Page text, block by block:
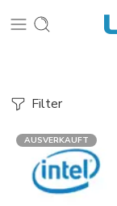
Filter
AUSVERKAUFT